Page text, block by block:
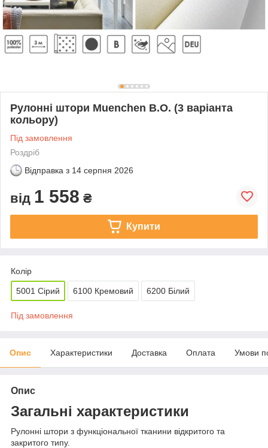
Рулонні штори Muenchen B.O. (3 варіанта
кольору)
Під замовлення
Роздріб
Відправка з 14 серпня 2026
від 1 558 ₴
Купити
Колір
5001 Сірий 6100 Кремовий 6200 Білий
Під замовлення
Опис Характеристики Доставка Оплата Умови
Опис
Загальні характеристики
Рулонні штори з функціональної тканини відкритого та
закритого типу.